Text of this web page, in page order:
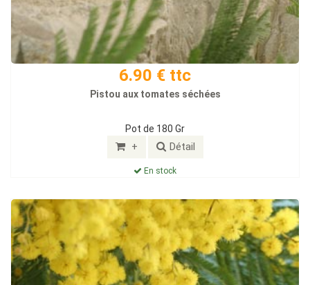
6.90 € ttc
Pistou aux tomates séchées
Pot de 180 Gr
+ Détail
En stock